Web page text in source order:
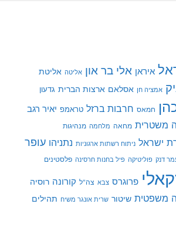
איראן אלי בר און אליטה אליטת
אמציה חן אסלאם ארצות הברית גדעון
חמאס חרבות ברזל טראמפ יאיר רגב
משטרית מחאה מלחמה מנהיגות
ישראל ניתוח רשתות ארגוניות נתניהו עופר
דנק פוליטיקה פיל בחנות חרסינה פלסטינים
פרוגרס צבא צה"ל קורונה רוסיה
משפטית שיטור שרית אונגר משיח תהילים